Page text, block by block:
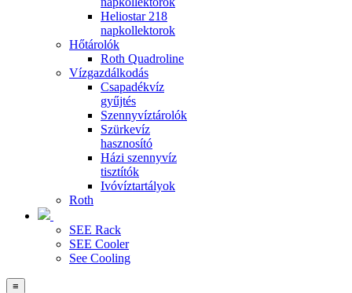
Heliostar 218
napkollektorok
Hőtárolók
Roth Quadroline
Vízgazdálkodás
Csapadékvíz
gyűjtés
Szennyvíztárolók
Szürkevíz
hasznosító
Házi szennyvíz
tisztítók
Ivóvíztartályok
Roth
SEE Rack
SEE Cooler
See Cooling
≡